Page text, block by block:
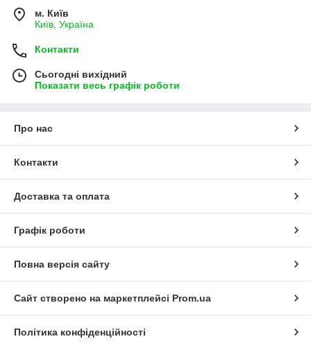
м. Київ
Київ, Україна
Контакти
Сьогодні вихідний
Показати весь графік роботи
Про нас
Контакти
Доставка та оплата
Графік роботи
Повна версія сайту
Сайт створено на маркетплейсі Prom.ua
Політика конфіденційності